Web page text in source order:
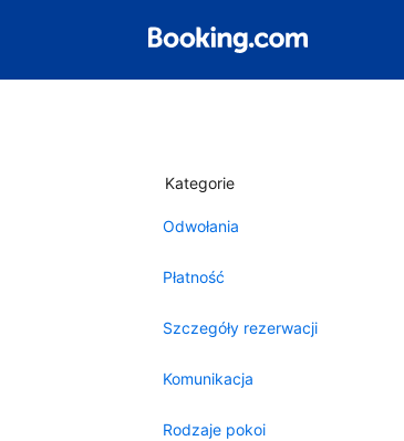
Kategorie
Odwołania
Płatność
Szczegóły rezerwacji
Komunikacja
Rodzaje pokoi